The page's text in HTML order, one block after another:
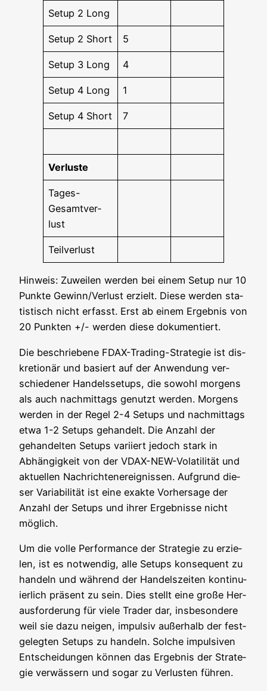
Set­up 2 Long
Set­up 2 Short 5
Set­up 3 Long 4
Set­up 4 Long 1
Set­up 4 Short 7
Ver­lus­te
Tages-
Gesamt­ver­
lust
Teil­ver­lust
Hin­weis: Zuwei­len wer­den bei einem Set­up nur 10
Punk­te Gewinn/Verlust erzielt. Die­se wer­den sta­
tis­tisch nicht erfasst. Erst ab einem Ergeb­nis von
20 Punk­ten +/- wer­den die­se dokumentiert.
Die beschrie­be­ne FDAX-Tra­ding-Stra­te­gie ist dis­
kre­tio­när und basiert auf der Anwen­dung ver­
schie­de­ner Han­dels­set­ups, die sowohl mor­gens
als auch nach­mit­tags genutzt wer­den. Mor­gens
wer­den in der Regel 2-4 Set­ups und nach­mit­tags
etwa 1-2 Set­ups gehan­delt. Die Anzahl der
gehan­del­ten Set­ups vari­iert jedoch stark in
Abhän­gig­keit von der VDAX-NEW-Vola­ti­li­tät und
aktu­el­len Nach­rich­ten­er­eig­nis­sen. Auf­grund die­
ser Varia­bi­li­tät ist eine exak­te Vor­her­sa­ge der
Anzahl der Set­ups und ihrer Ergeb­nis­se nicht
möglich.
Um die vol­le Per­for­mance der Stra­te­gie zu erzie­
len, ist es not­wen­dig, alle Set­ups kon­se­quent zu
han­deln und wäh­rend der Han­dels­zei­ten kon­ti­nu­
ier­lich prä­sent zu sein. Dies stellt eine gro­ße Her­
aus­for­de­rung für vie­le Trader dar, ins­be­son­de­re
weil sie dazu nei­gen, impul­siv außer­halb der fest­
ge­leg­ten Set­ups zu han­deln. Sol­che impul­si­ven
Ent­schei­dun­gen kön­nen das Ergeb­nis der Stra­te­
gie ver­wäs­sern und sogar zu Ver­lus­ten führen.